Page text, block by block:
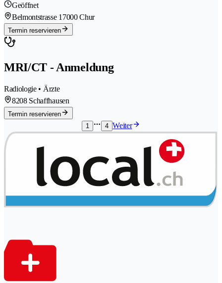
Geöffnet
Belmontstrasse 1 7000 Chur
Termin reservieren
MRI/CT - Anmeldung
Radiologie • Ärzte
8208 Schaffhausen
Termin reservieren
1
4 Weiter